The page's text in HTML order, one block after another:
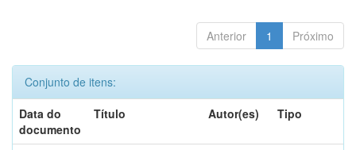
Anterior 1 Próximo
Conjunto de itens:
Data do
documento
Título Autor(es) Tipo